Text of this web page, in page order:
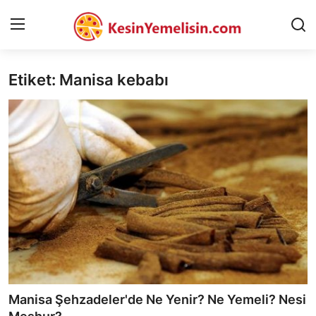
AnaSayfa
Gizlilik Sözleşmesi
Rüya Tabirleri
Diyet & Sağlıklı Beslenme
İletişim
Şehirler
Helal Gıda & Dini Hükümler
Gıda Güvenliği & Bilimi
Etiket: Manisa kebabı
Manisa Şehzadeler'de Ne Yenir? Ne Yemeli? Nesi